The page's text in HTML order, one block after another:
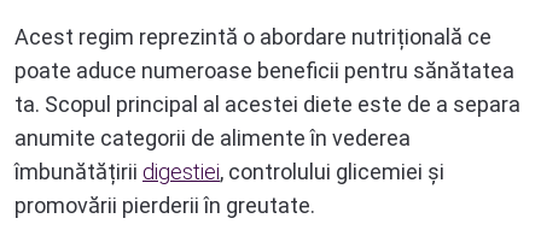
Acest regim reprezintă o abordare nutrițională ce
poate aduce numeroase beneficii pentru sănătatea
ta. Scopul principal al acestei diete este de a separa
anumite categorii de alimente în vederea
îmbunătățirii digestiei, controlului glicemiei și
promovării pierderii în greutate.